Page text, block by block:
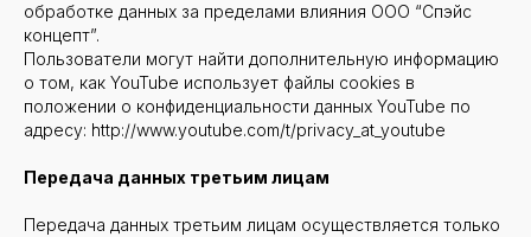
обработке данных за пределами влияния ООО “Спэйс
концепт”.
Пользователи могут найти дополнительную информацию
о том, как YouTube использует файлы cookies в
положении о конфиденциальности данных YouTube по
адресу: http://www.youtube.com/t/privacy_at_youtube
Передача данных третьим лицам
Передача данных третьим лицам осуществляется только
fp@spaceconcept.ru
ООО "СПЭЙС КОНЦЕПТ"
Строительство и эксплуатация
веревочных парков